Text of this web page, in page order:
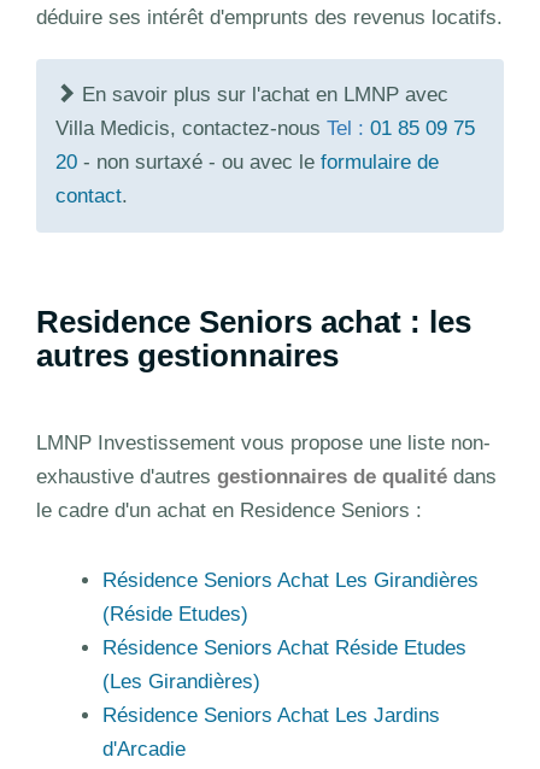
déduire ses intérêt d'emprunts des revenus locatifs.
En savoir plus sur l'achat en LMNP avec
Villa Medicis, contactez-nous Tel : 01 85 09 75
20 - non surtaxé - ou avec le formulaire de
contact.
Residence Seniors achat : les
autres gestionnaires
LMNP Investissement vous propose une liste non-
exhaustive d'autres gestionnaires de qualité dans
le cadre d'un achat en Residence Seniors :
Résidence Seniors Achat Les Girandières
(Réside Etudes)
Résidence Seniors Achat Réside Etudes
(Les Girandières)
Résidence Seniors Achat Les Jardins
d'Arcadie